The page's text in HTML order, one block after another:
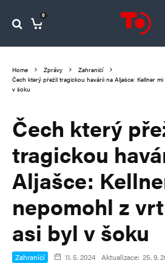
0
Home Zprávy
Zahraničí
Čech který přežil tragickou havárii na Aljašce: Kellner
v šoku
Čech který
tragickou
Aljašce:
nepomohl z
asi byl v šoku
Zahraničí 11. 5. 2024 Aktualizace: 25. 9.